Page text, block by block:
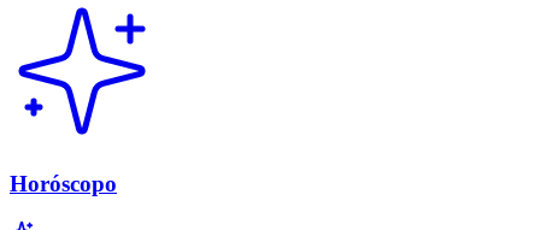
Horóscopo